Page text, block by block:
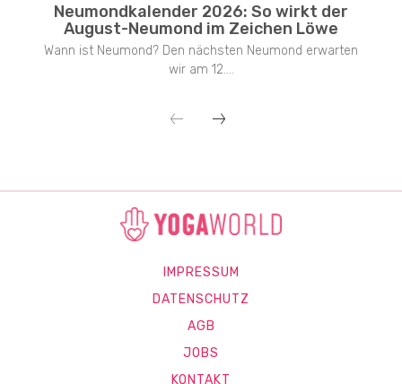
Neumondkalender 2026: So wirkt der
August-Neumond im Zeichen Löwe
Wann ist Neumond? Den nächsten Neumond erwarten
wir am 12....
IMPRESSUM
DATENSCHUTZ
AGB
JOBS
KONTAKT